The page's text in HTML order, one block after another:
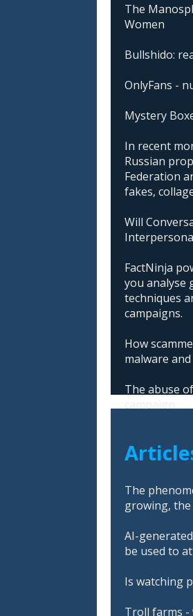
The
Women
Bullshido:
OnlyFans -
Mystery
In recent
Russian
Federation
fakes,
Will
FactNinja
you analyse
techniques
campaigns.
How
malware
The abuse
The
growing,
AI-
be used to
Is watching
Troll farms -